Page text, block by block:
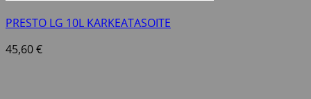
PRESTO LG 10L KARKEATASOITE
45,60€